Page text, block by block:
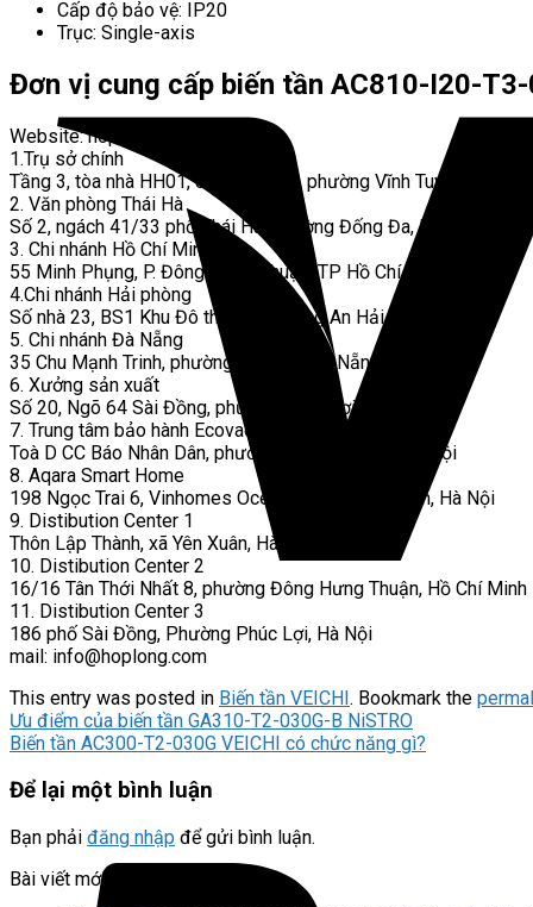
Cấp độ bảo vệ: IP20
Trục: Single-axis
Đơn vị cung cấp biến tần AC810-I20-
Website: hoplongtech.com
1.Trụ sở chính
Tầng 3, tòa nhà HH01, 87 Lĩnh Nam, phường Vĩnh Tuy, Hà Nội
2. Văn phòng Thái Hà
Số 2, ngách 41/33 phố Thái Hà, phường Đống Đa, Hà Nội
3. Chi nhánh Hồ Chí Minh
55 Minh Phụng, P. Đông Hưng Thuận, TP Hồ Chí Minh.
4.Chi nhánh Hải phòng
Số nhà 23, BS1 Khu Đô thị PG, phường An Hải, Hải Phòng
5. Chi nhánh Đà Nẵng
35 Chu Mạnh Trinh, phường Cẩm Lệ, Đà Nẵng
6. Xưởng sản xuất
Số 20, Ngõ 64 Sài Đồng, phường Phúc Lợi, Hà Nội
7. Trung tâm bảo hành Ecovacs
Toà D CC Báo Nhân Dân, phường Xuân Phương, Hà Nội
8. Aqara Smart Home
198 Ngọc Trai 6, Vinhomes Ocean Park, xã Gia Lâm, Hà Nội
9. Distibution Center 1
Thôn Lập Thành, xã Yên Xuân, Hà Nội
10. Distibution Center 2
16/16 Tân Thới Nhất 8, phường Đông Hưng Thuận, Hồ Chí Minh
11. Distibution Center 3
186 phố Sài Đồng, Phường Phúc Lợi, Hà Nội
mail: info@hoplong.com
This entry was posted in Biến tần VEICHI . Bookmark the
Ưu điểm của biến tần GA310-T2-030G-B NiSTRO
Biến tần AC300-T2-030G VEICHI có chức năng gì?
Để lại một bình luận
Bạn phải đăng nhập để gửi bình luận.
Bài viết mới